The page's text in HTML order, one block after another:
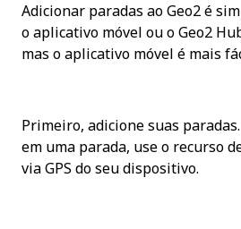
Adicionar paradas ao Geo2 é
o aplicativo móvel ou o Geo2
mas o aplicativo móvel é mais
Primeiro, adicione suas
em uma parada, use o recurso
via GPS do seu dispositivo.